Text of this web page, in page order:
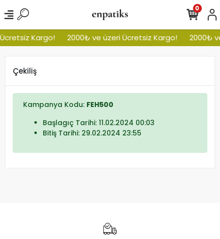
Kargo! 2000₺ ve üzeri Ücretsiz Kargo! 2000₺
0
Çekiliş
Kampanya Kodu: FEH500
Başlagıç Tarihi: 11.02.2024 00:03
Bitiş Tarihi: 29.02.2024 23:55